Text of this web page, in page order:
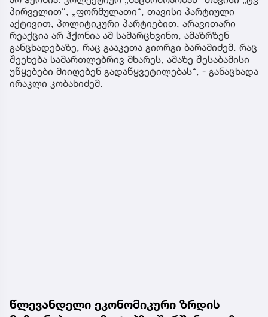
პირველით“, „ფორმულათი“, თავისი პარტიული
აქტივით, პოლიტიკური პარტიებით, არავითარი
რეაქცია არ ჰქონია ამ სამარცხვინო, ამაზრზენ
განცხადებაზე, რაც გააკეთა გიორგი ბარამიძემ. რაც
შეეხება სამართლებრივ მხარეს, ამაზე შესაბამისი
უწყებები მიიღებენ გადაწყვეტილებას“, - განაცხადა
ირაკლი კობახიძემ.
წლევანდელი ეკონომიკური ზრდის